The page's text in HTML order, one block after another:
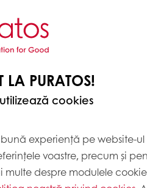
LA PURATOS!
cookies
experiență pe website-ul
voastre, precum și
despre modulele